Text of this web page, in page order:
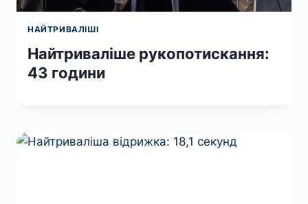
НАЙТРИВАЛІШІ
Найтриваліше рукопотискання:
43 години